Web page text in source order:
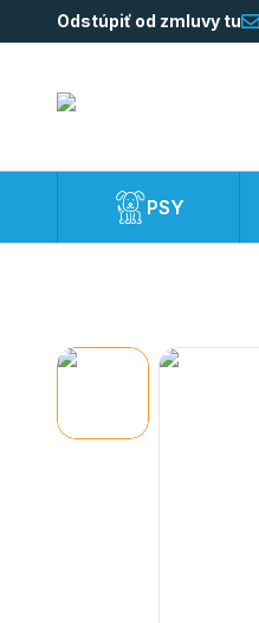
Odstúpiť od zmluvy tu
PSY